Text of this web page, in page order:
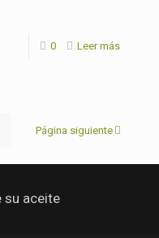
0 Leer más
Página siguiente
su aceite